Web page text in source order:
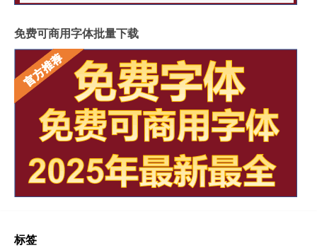
免费可商用字体批量下载
标签